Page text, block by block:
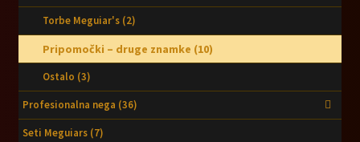
Torbe Meguiar's (2)
Pripomočki – druge znamke (10)
Ostalo (3)
Profesionalna nega (36)
Seti Meguiars (7)